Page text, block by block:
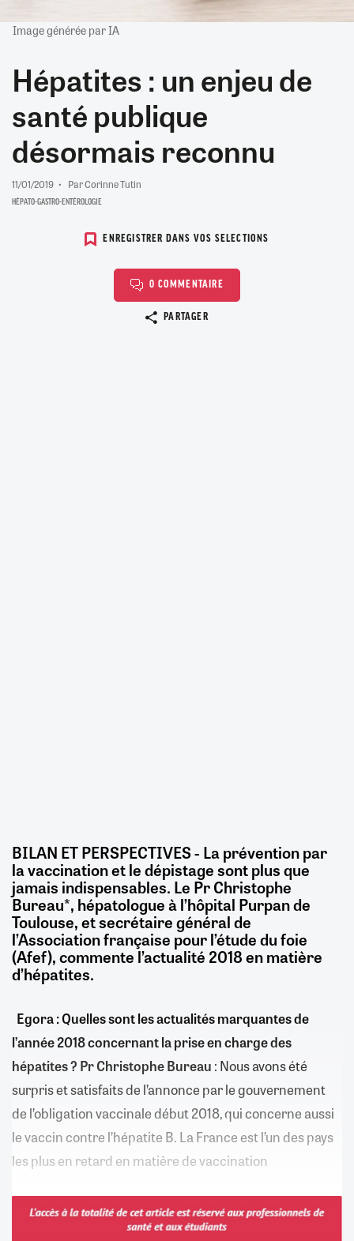
Image générée par IA
Hépatites : un enjeu de
santé publique
désormais reconnu
11/01/2019 Par Corinne Tutin
HÉPATO-GASTRO-ENTÉROLOGIE
ENREGISTRER DANS VOS SELECTIONS
0 COMMENTAIRE
PARTAGER
BILAN ET PERSPECTIVES - La prévention par
la vaccination et le dépistage sont plus que
jamais indispensables. Le Pr Christophe
Bureau*, hépatologue à l’hôpital Purpan de
Toulouse, et secrétaire général de
l’Association française pour l’étude du foie
(Afef), commente l’actualité 2018 en matière
d’hépatites.
Egora : Quelles sont les actualités marquantes de
l’année 2018 concernant la prise en charge des
hépatites ? Pr Christophe Bureau : Nous avons été
surpris et satisfaits de l’annonce par le gouvernement
de l’obligation vaccinale début 2018, qui concerne aussi
le vaccin contre l’hépatite B. La France est l’un des pays
les plus en retard en matière de vaccination